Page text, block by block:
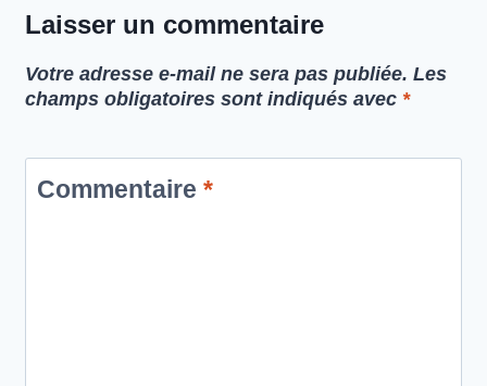
Laisser un commentaire
Votre adresse e-mail ne sera pas publiée. Les
champs obligatoires sont indiqués avec *
Commentaire*